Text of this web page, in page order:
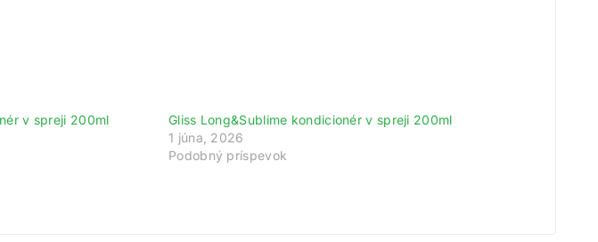
v spreji 200ml
Gliss Long&Sublime kondicionér v spreji 200ml
1 júna, 2026
Podobný príspevok
vstupný bonus 200 bodov.
1 bod do vášho vernostného účtu.